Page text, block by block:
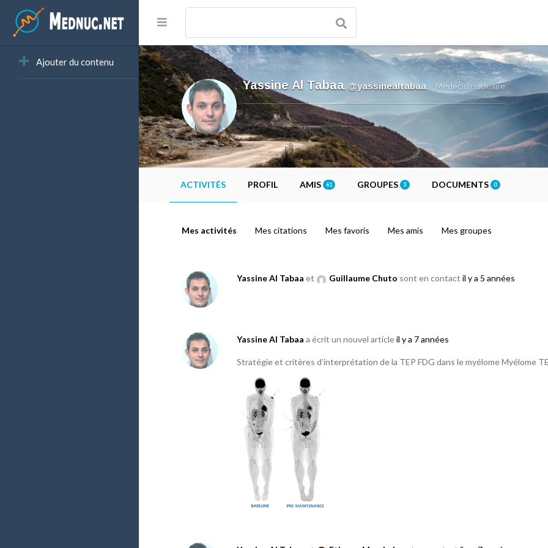
Ajouter du contenu
Yassine Al Tabaa, @yassinealtabaa Médecin nucléaire
ACTIVITÉS PROFIL AMIS 61 GROUPES 3 DOCUMENTS 0
Mes activités Mes citations Mes favoris Mes amis Mes groupes
Yassine Al Tabaa et Guillaume Chuto sont en contact il y a 5 années
Yassine Al Tabaa a écrit un nouvel articleil y a 7 années
Stratégie et critères d’interprétation de la TEP FDG dans le myélome Myélome